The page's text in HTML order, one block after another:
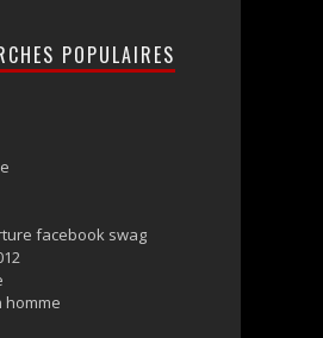
POPULAIRES
facebook swag
homme